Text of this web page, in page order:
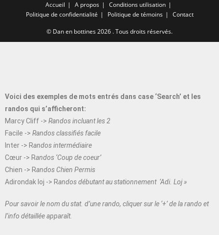
Accueil A propos
Conditions utilisation
Politique de confidentialité
Politique de témoins Contact
© Dan en bottines2026 . Tous droits réservés.
Voici des exemples de mots entrés dans case ‘Search’ et les
randos qui s’afficheront:
Marcy Cliff -> Randos incluant les 2
Facile -> Randos classifiés facile
Inter -> Randos intermédiaire
Cœur -> Randos ‘Coup de coeur’
Chien -> Randos Chien Permis
Adirondak loj -> Randos débutant au stationnement ‘Adi. Loj »
Pour savoir le nom du stat. d’une rando, cliquer sur le ‘+’ de la rando et
l’info détaillée apparaît.